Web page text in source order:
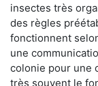
insectes très
des règles
fonctionnent
une
colonie pour une
très souvent le